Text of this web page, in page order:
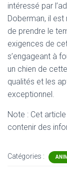
intéressé par
Doberman, il
de prendre le
exigences de
s’engageant à
un chien de
qualités et les
exceptionnel.
Note : Cet
contenir des
Catégories :